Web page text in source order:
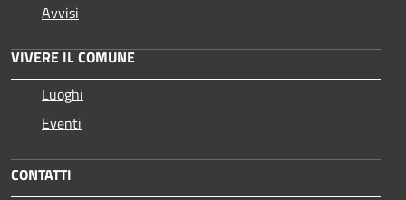
Avvisi
VIVERE IL COMUNE
Luoghi
Eventi
CONTATTI